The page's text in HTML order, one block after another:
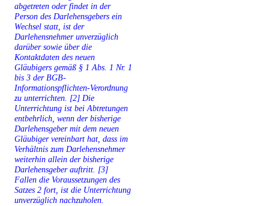
abgetreten oder findet in der
Person des Darlehensgebers ein
Wechsel statt, ist der
Darlehensnehmer unverzüglich
darüber sowie über die
Kontaktdaten des neuen
Gläubigers gemäß § 1 Abs. 1 Nr. 1
bis 3 der BGB-
Informationspflichten-Verordnung
zu unterrichten. [2] Die
Unterrichtung ist bei Abtretungen
entbehrlich, wenn der bisherige
Darlehensgeber mit dem neuen
Gläubiger vereinbart hat, dass im
Verhältnis zum Darlehensnehmer
weiterhin allein der bisherige
Darlehensgeber auftritt. [3]
Fallen die Voraussetzungen des
Satzes 2 fort, ist die Unterrichtung
unverzüglich nachzuholen.